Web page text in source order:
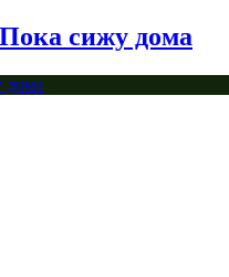
сижу дома